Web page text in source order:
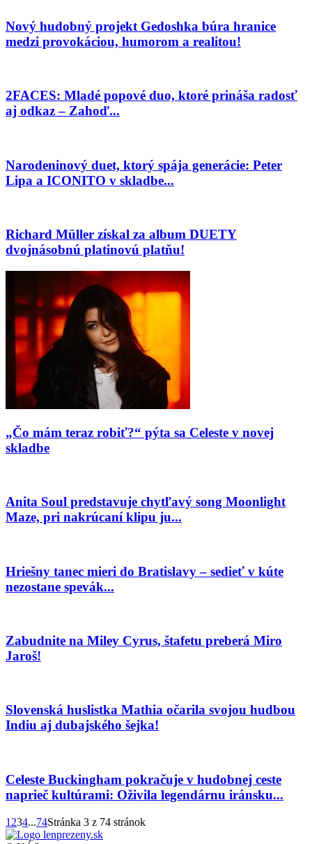
Nový hudobný projekt Gedoshka búra hranice
medzi provokáciou, humorom a realitou!
2FACES: Mladé popové duo, ktoré prináša radosť
aj odkaz – Zahoď...
Narodeninový duet, ktorý spája generácie: Peter
Lipa a ICONITO v skladbe...
Richard Müller získal za album DUETY
dvojnásobnú platinovú platňu!
„Čo mám teraz robiť?“ pýta sa Celeste v novej
skladbe
Anita Soul predstavuje chytľavý song Moonlight
Maze, pri nakrúcaní klipu ju...
Hriešny tanec mieri do Bratislavy – sedieť v kúte
nezostane spevák...
Zabudnite na Miley Cyrus, štafetu preberá Miro
Jaroš!
Slovenská huslistka Mathia očarila svojou hudbou
Indiu aj dubajského šejka!
Celeste Buckingham pokračuje v hudobnej ceste
naprieč kultúrami: Oživila legendárnu iránsku...
1 234...74Stránka 3 z 74 stránok